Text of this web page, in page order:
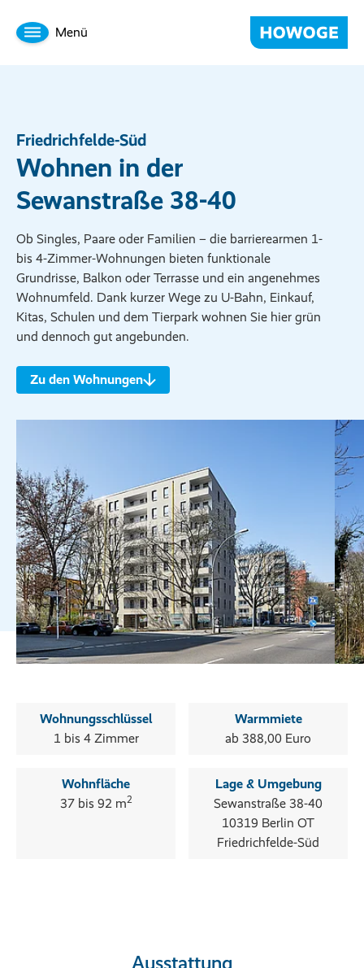
Menü
Friedrichfelde-Süd
Wohnen in der
Sewanstraße 38-40
Ob Singles, Paare oder Familien – die barrierearmen 1-
bis 4-Zimmer-Wohnungen bieten funktionale
Grundrisse, Balkon oder Terrasse und ein angenehmes
Wohnumfeld. Dank kurzer Wege zu U-Bahn, Einkauf,
Kitas, Schulen und dem Tierpark wohnen Sie hier grün
und dennoch gut angebunden.
Zu den Wohnungen
Wohnungsschlüssel
1 bis 4 Zimmer
Warmmiete
ab 388,00 Euro
Wohnfläche
37 bis 92 m2
Lage & Umgebung
Sewanstraße 38-40
10319 Berlin OT
Friedrichfelde-Süd
Ausstattung